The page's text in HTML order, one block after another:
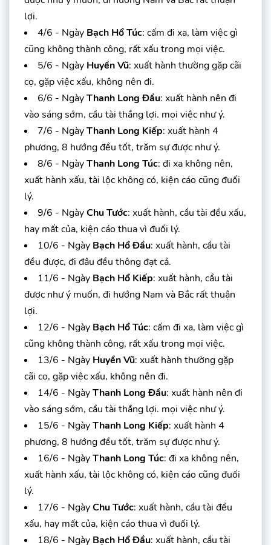
lợi.
4/6 - Ngày Bạch Hổ Túc: cấm đi xa, làm việc gì
cũng không thành công, rất xấu trong mọi việc.
5/6 - Ngày Huyền Vũ: xuất hành thường gặp cãi
cọ, gặp việc xấu, không nên đi.
6/6 - NgàyThanh Long Đầu: xuất hành nên đi
vào sáng sớm, cầu tài thắng lợi. mọi việc như ý.
7/6 - NgàyThanh Long Kiếp: xuất hành 4
phương, 8 hướng đều tốt, trăm sự được như ý.
8/6 - NgàyThanh Long Túc: đi xa không nên,
xuất hành xấu, tài lộc không có, kiện cáo cũng đuối
lý.
9/6 - NgàyChu Tước: xuất hành, cầu tài đều xấu,
hay mất của, kiện cáo thua vì đuối lý.
10/6 - Ngày Bạch Hổ Đầu: xuất hành, cầu tài
đều được, đi đâu đều thông đạt cả.
11/6 - Ngày Bạch Hổ Kiếp: xuất hành, cầu tài
được như ý muốn, đi hướng Nam và Bắc rất thuận
lợi.
12/6 - Ngày Bạch Hổ Túc: cấm đi xa, làm việc gì
cũng không thành công, rất xấu trong mọi việc.
13/6 - Ngày Huyền Vũ: xuất hành thường gặp
cãi cọ, gặp việc xấu, không nên đi.
14/6 - NgàyThanh Long Đầu: xuất hành nên đi
vào sáng sớm, cầu tài thắng lợi. mọi việc như ý.
15/6 - NgàyThanh Long Kiếp: xuất hành 4
phương, 8 hướng đều tốt, trăm sự được như ý.
16/6 - NgàyThanh Long Túc: đi xa không nên,
xuất hành xấu, tài lộc không có, kiện cáo cũng đuối
lý.
17/6 - NgàyChu Tước: xuất hành, cầu tài đều
xấu, hay mất của, kiện cáo thua vì đuối lý.
18/6 - Ngày Bạch Hổ Đầu: xuất hành, cầu tài